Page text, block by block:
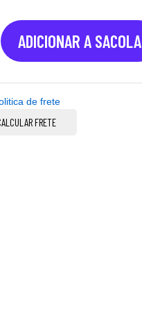
ADICIONAR A SACOLA
de frete
FRETE